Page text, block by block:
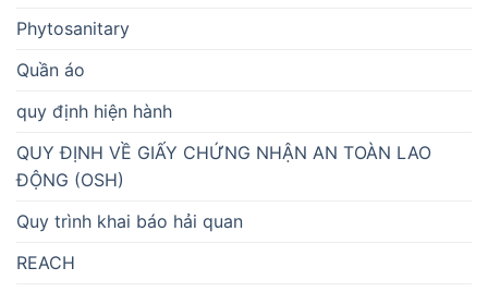
Phytosanitary
Quần áo
quy định hiện hành
QUY ĐỊNH VỀ GIẤY CHỨNG NHẬN AN TOÀN LAO
ĐỘNG (OSH)
Quy trình khai báo hải quan
REACH